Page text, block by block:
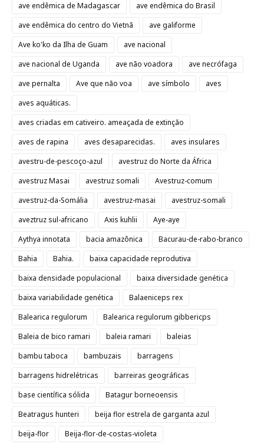
ave endêmica de Madagascar
ave endêmica do Brasil
ave endêmica do centro do Vietnã
ave galiforme
Ave ko'ko da Ilha de Guam
ave nacional
ave nacional de Uganda
ave não voadora
ave necrófaga
ave pernalta
Ave que não voa ave símbolo
aves
aves aquáticas.
aves criadas em cativeiro. ameaçada de extinção
aves de rapina
aves desaparecidas.
aves insulares
avestru-de-pescoço-azul
avestruz do Norte da África
avestruz Masai
avestruz somali
Avestruz-comum
avestruz-da-Somália
avestruz-masai
avestruz-somali
aveztruz sul-africano
Axis kuhlii
Aye-aye
Aythya innotata
bacia amazônica
Bacurau-de-rabo-branco
Bahia
Bahia.
baixa capacidade reprodutiva
baixa densidade populacional
baixa diversidade genética
baixa variabilidade genética
Balaeniceps rex
Balearica regulorum
Balearica regulorum gibbericps
Baleia de bico ramari
baleia ramari
baleias
bambu taboca
bambuzais
barragens
barragens hidrelétricas
barreiras geográficas
base científica sólida
Batagur borneoensis
Beatragus hunteri
beija flor estrela de garganta azul
beija-flor
Beija-flor-de-costas-violeta